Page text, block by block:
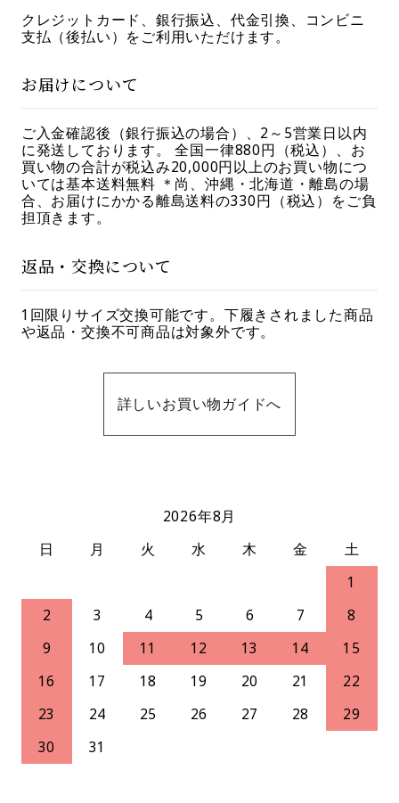
クレジットカード、銀行振込、代金引換、コンビニ
支払（後払い）をご利用いただけます。
お届けについて
ご入金確認後（銀行振込の場合）、2～5営業日以内
に発送しております。 全国一律880円（税込）、お
買い物の合計が税込み20,000円以上のお買い物につ
いては基本送料無料 ＊尚、沖縄・北海道・離島の場
合、お届けにかかる離島送料の330円（税込）をご負
担頂きます。
返品・交換について
1回限りサイズ交換可能です。下履きされました商品
や返品・交換不可商品は対象外です。
詳しいお買い物ガイドへ
2026年8月
日
月 火 水 木 金
土
1
2
3 4 5 6 7
8
9
10 11 12 13 14
15
16
17 18 19 20 21
22
23
24 25 26 27 28
29
30
31